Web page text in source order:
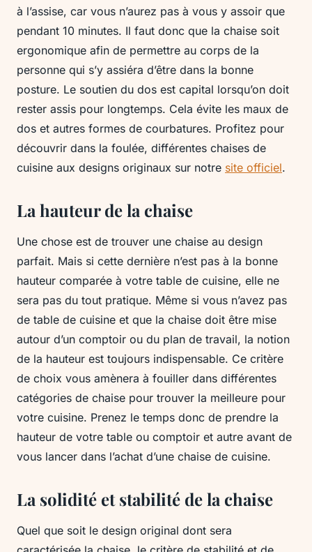
à l’assise, car vous n’aurez pas à vous y assoir que
pendant 10 minutes. Il faut donc que la chaise soit
ergonomique afin de permettre au corps de la
personne qui s’y assiéra d’être dans la bonne
posture. Le soutien du dos est capital lorsqu’on doit
rester assis pour longtemps. Cela évite les maux de
dos et autres formes de courbatures. Profitez pour
découvrir dans la foulée, différentes chaises de
cuisine aux designs originaux sur notre site officiel.
La hauteur de la chaise
Une chose est de trouver une chaise au design
parfait. Mais si cette dernière n’est pas à la bonne
hauteur comparée à votre table de cuisine, elle ne
sera pas du tout pratique. Même si vous n’avez pas
de table de cuisine et que la chaise doit être mise
autour d’un comptoir ou du plan de travail, la notion
de la hauteur est toujours indispensable. Ce critère
de choix vous amènera à fouiller dans différentes
catégories de chaise pour trouver la meilleure pour
votre cuisine. Prenez le temps donc de prendre la
hauteur de votre table ou comptoir et autre avant de
vous lancer dans l’achat d’une chaise de cuisine.
La solidité et stabilité de la chaise
Quel que soit le design original dont sera